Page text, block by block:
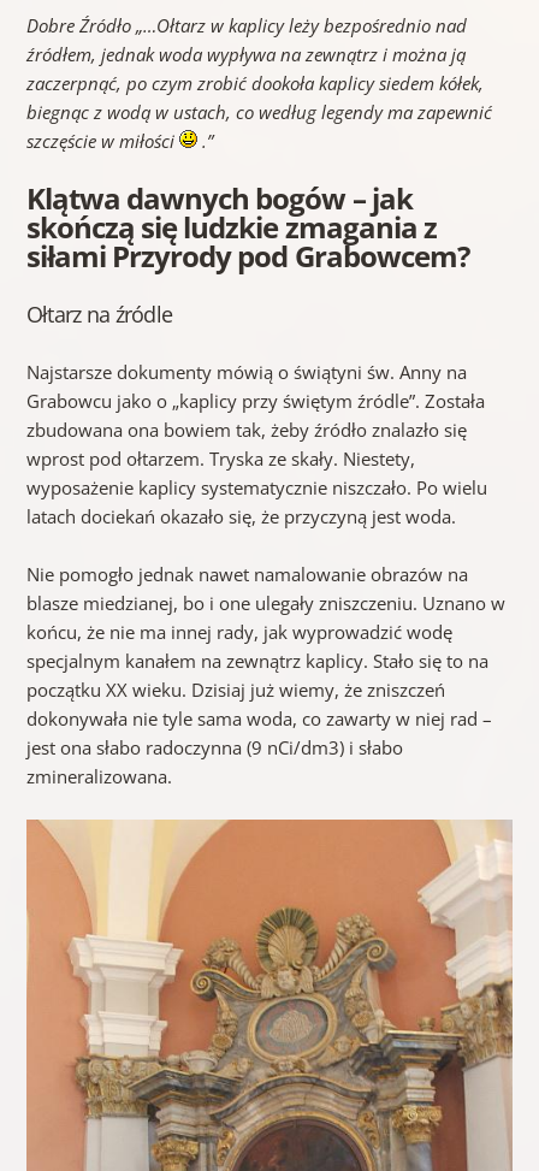
Dobre Źródło „…Ołtarz w kaplicy leży bezpośrednio nad
źródłem, jednak woda wypływa na zewnątrz i można ją
zaczerpnąć, po czym zrobić dookoła kaplicy siedem kółek,
biegnąc z wodą w ustach, co według legendy ma zapewnić
szczęście w miłości
.”
Klątwa dawnych bogów – jak
skończą się ludzkie zmagania z
siłami Przyrody pod Grabowcem?
Ołtarz na źródle
Najstarsze dokumenty mówią o świątyni św. Anny na
Grabowcu jako o „kaplicy przy świętym źródle”. Została
zbudowana ona bowiem tak, żeby źródło znalazło się
wprost pod ołtarzem. Tryska ze skały. Niestety,
wyposażenie kaplicy systematycznie niszczało. Po wielu
latach dociekań okazało się, że przyczyną jest woda.
Nie pomogło jednak nawet namalowanie obrazów na
blasze miedzianej, bo i one ulegały zniszczeniu. Uznano w
końcu, że nie ma innej rady, jak wyprowadzić wodę
specjalnym kanałem na zewnątrz kaplicy. Stało się to na
początku XX wieku. Dzisiaj już wiemy, że zniszczeń
dokonywała nie tyle sama woda, co zawarty w niej rad –
jest ona słabo radoczynna (9 nCi/dm3) i słabo
zmineralizowana.